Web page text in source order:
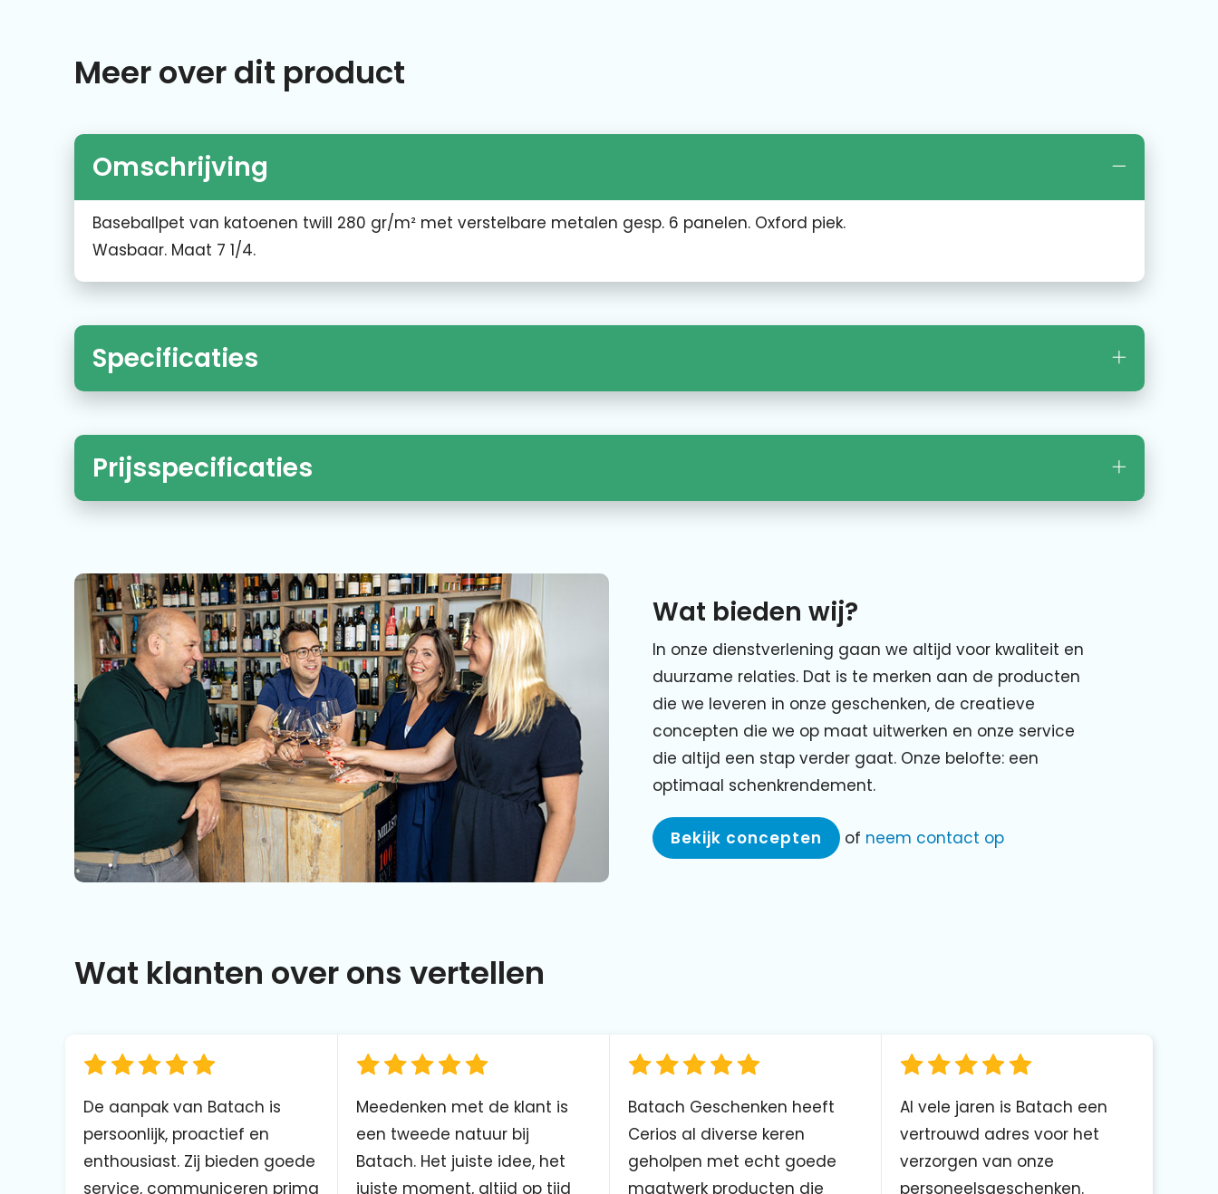
Meer over dit product
Omschrijving
Baseballpet van katoenen twill 280 gr/m² met verstelbare metalen gesp. 6 panelen. Oxford piek.
Wasbaar. Maat 7 1/4.
Specificaties
Prijsspecificaties
Wat bieden wij?
In onze dienstverlening gaan we altijd voor kwaliteit en
duurzame relaties. Dat is te merken aan de producten
die we leveren in onze geschenken, de creatieve
concepten die we op maat uitwerken en onze service
die altijd een stap verder gaat. Onze belofte: een
optimaal schenkrendement.
Bekijk concepten of neem contact op
Wat klanten over ons vertellen
De aanpak van Batach is
persoonlijk, proactief en
enthousiast. Zij bieden goede
service, communiceren prima
Meedenken met de klant is
een tweede natuur bij
Batach. Het juiste idee, het
juiste moment, altijd op tijd
Batach Geschenken heeft
Cerios al diverse keren
geholpen met echt goede
maatwerk producten die
Al vele jaren is Batach een
vertrouwd adres voor het
verzorgen van onze
personeelsgeschenken.